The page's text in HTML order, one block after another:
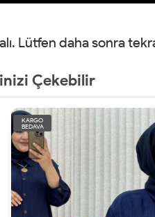
Lütfen daha sonra
Çekebilir
KARGO
BEDAVA